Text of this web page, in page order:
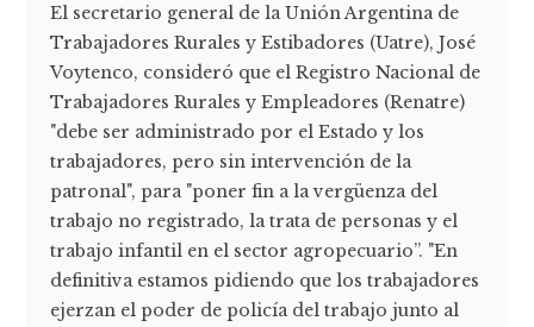
El secretario general de la Unión Argentina de
Trabajadores Rurales y Estibadores (Uatre), José
Voytenco, consideró que el Registro Nacional de
Trabajadores Rurales y Empleadores (Renatre)
"debe ser administrado por el Estado y los
trabajadores, pero sin intervención de la
patronal", para "poner fin a la vergüenza del
trabajo no registrado, la trata de personas y el
trabajo infantil en el sector agropecuario”. "En
definitiva estamos pidiendo que los trabajadores
ejerzan el poder de policía del trabajo junto al